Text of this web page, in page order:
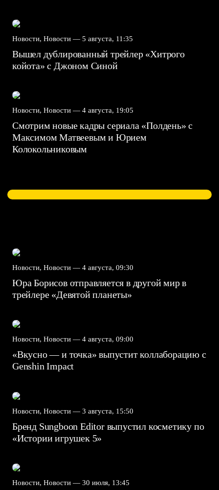
Новости, Новости — 5 августа, 11:35
Вышел дублированный трейлер «Хитрого
койота» с Джоном Синой
Новости, Новости — 4 августа, 19:05
Смотрим новые кадры сериала «Полдень» с
Максимом Матвеевым и Юрием
Колокольниковым
Новости, Новости — 4 августа, 09:30
Юра Борисов отправляется в другой мир в
трейлере «Девятой планеты»
Новости, Новости — 4 августа, 09:00
«Вкусно — и точка» выпустит коллаборацию с
Genshin Impact⁠⁠
Новости, Новости — 3 августа, 15:50
Бренд Sungboon Editor выпустил косметику по
«Истории игрушек 5»
Новости, Новости — 30 июля, 13:45